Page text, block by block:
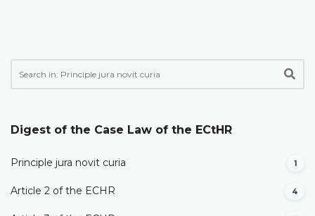
Digest of the Case Law of the ECtHR
Principle jura novit curia 1
Article 2 of the ECHR 4